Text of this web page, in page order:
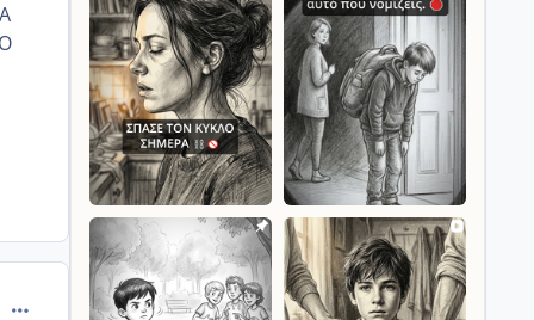
comment_990956